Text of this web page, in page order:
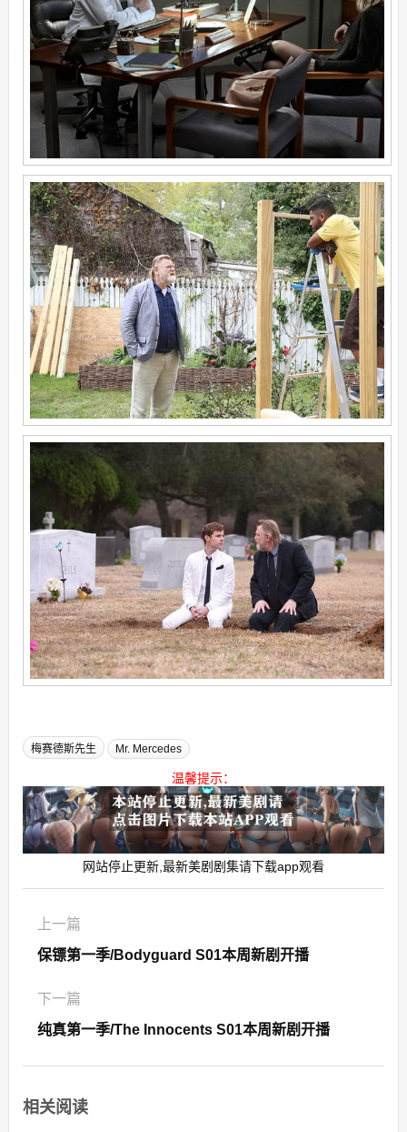
梅赛德斯先生 Mr. Mercedes
温馨提示：
网站停止更新,最新美剧剧集请下载app观看
上一篇
保镖第一季/Bodyguard S01本周新剧开播
下一篇
纯真第一季/The Innocents S01本周新剧开播
相关阅读